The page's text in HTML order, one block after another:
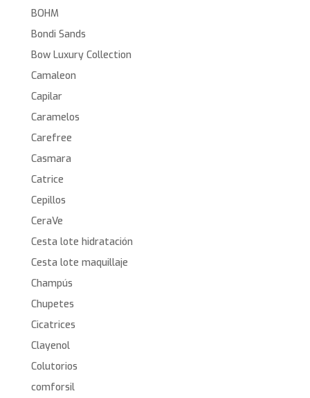
BOHM
Bondi Sands
Bow Luxury Collection
Camaleon
Capilar
Caramelos
Carefree
Casmara
Catrice
Cepillos
CeraVe
Cesta lote hidratación
Cesta lote maquillaje
Champús
Chupetes
Cicatrices
Clayenol
Colutorios
comforsil